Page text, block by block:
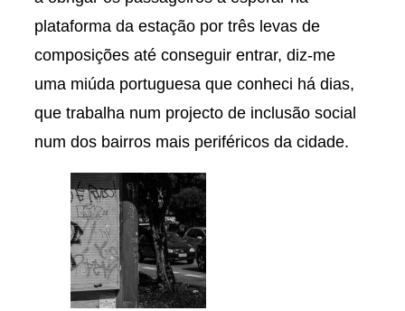
plataforma da estação por três levas de
composições até conseguir entrar, diz-me
uma miúda portuguesa que conheci há dias,
que trabalha num projecto de inclusão social
num dos bairros mais periféricos da cidade.